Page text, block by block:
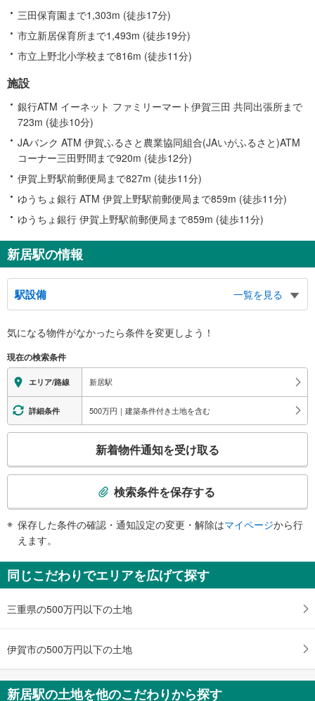
三田保育園まで1,303m (徒歩17分)
市立新居保育所まで1,493m (徒歩19分)
市立上野北小学校まで816m (徒歩11分)
施設
銀行ATM イーネット ファミリーマート伊賀三田 共同出張所まで
723m (徒歩10分)
JAバンク ATM 伊賀ふるさと農業協同組合(JAいがふるさと)ATM
コーナー三田野間まで920m (徒歩12分)
伊賀上野駅前郵便局まで827m (徒歩11分)
ゆうちょ銀行 ATM 伊賀上野駅前郵便局まで859m (徒歩11分)
ゆうちょ銀行 伊賀上野駅前郵便局まで859m (徒歩11分)
新居駅の情報
駅設備
一覧を見る
※段差なしでの移動経路
地上⇔改札：○
改札⇔ホーム：○
（※一部の経路：×）
気になる物件がなかったら条件を変更しよう！
現在の検索条件
エリア/路線 新居駅
詳細条件 500万円｜建築条件付き土地を含む
検
知
を
け
・
件
新着物件通知を受け取る
検索条件を保存する
保存した条件の確認・通知設定の変更・解除はマイページから行
えます。
同じこだわりでエリアを広げて探す
三重県の500万円以下の土地
伊賀市の500万円以下の土地
新居駅の土地を他のこだわりから探す